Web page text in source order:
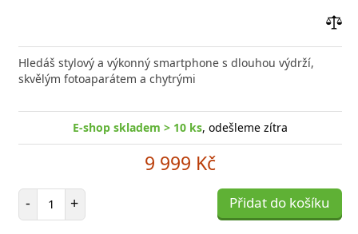
Hledáš stylový a výkonný smartphone s dlouhou výdrží,
skvělým fotoaparátem a chytrými
E-shop skladem > 10 ks, odešleme zítra
9 999 Kč
- Počet položek
+ Přidat do košíku